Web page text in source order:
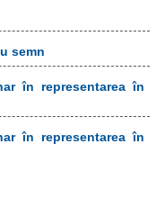
semn
în representarea în
în representarea în